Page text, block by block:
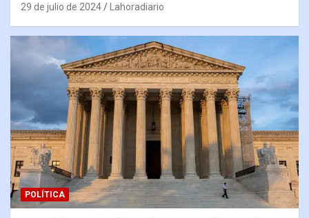
29 de julio de 2024 Lahoradiario
POLÍTICA